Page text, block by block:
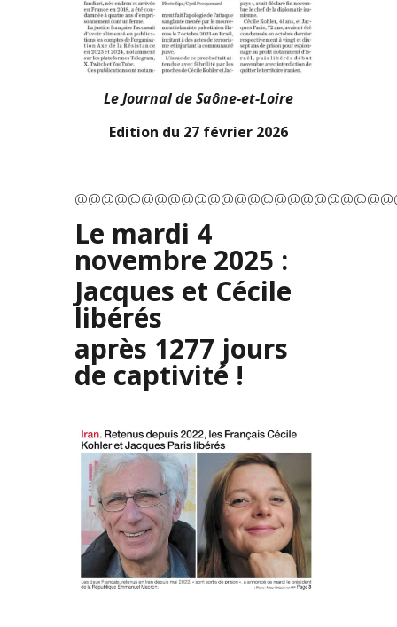
Le Journal de Saône-et-Loire
Edition du 27 février 2026
Le mardi 4
novembre 2025 :
Jacques et Cécile
libérés
après 1277 jours
de captivité !